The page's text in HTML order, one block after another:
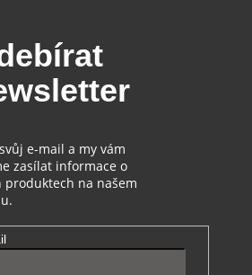
e-mail a my vám
zasílat informace o
produktech na našem